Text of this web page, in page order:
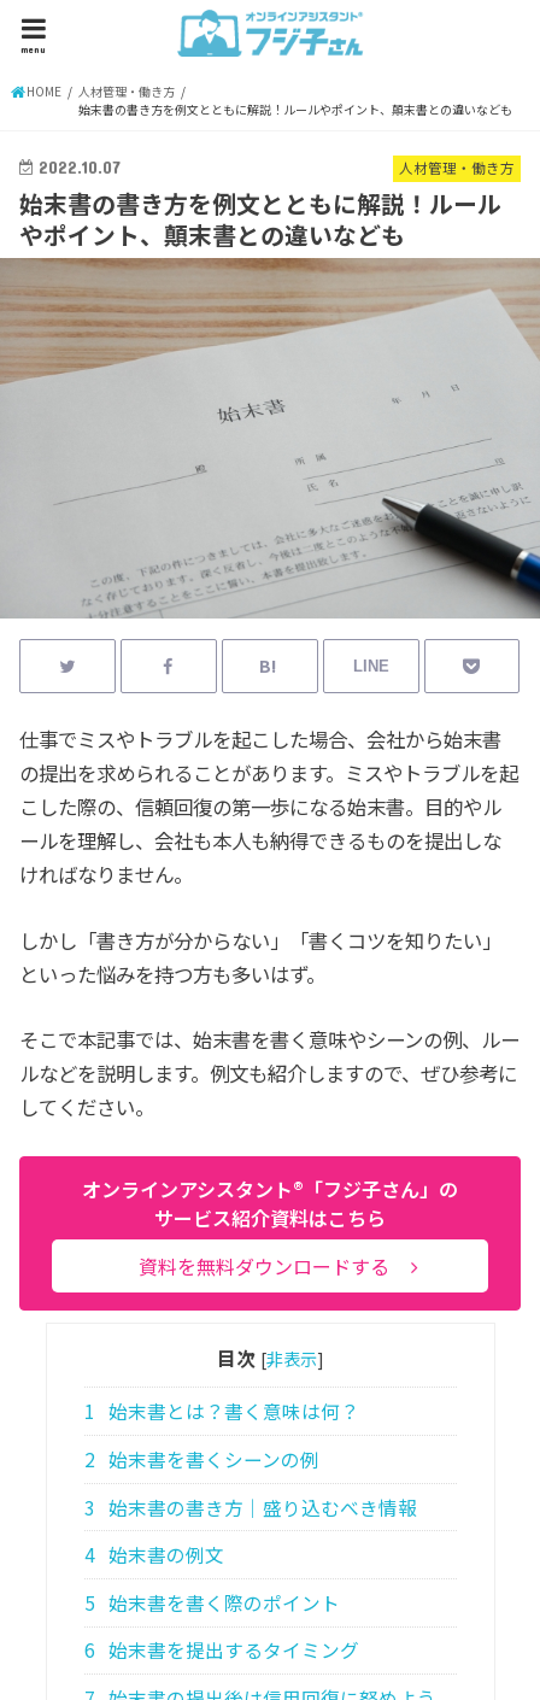
menu
HOME
人材管理・働き方
始末書の書き方を例文とともに解説！ルールやポイント、顛末書との違いなども
人材管理・働き方
2022.10.07
始末書の書き方を例文とともに解説！ルール
やポイント、顛末書との違いなども
LINE
仕事でミスやトラブルを起こした場合、会社から始末書
の提出を求められることがあります。ミスやトラブルを起
こした際の、信頼回復の第一歩になる始末書。目的やル
ールを理解し、会社も本人も納得できるものを提出しな
ければなりません。
しかし「書き方が分からない」「書くコツを知りたい」
といった悩みを持つ方も多いはず。
そこで本記事では、始末書を書く意味やシーンの例、ルー
ルなどを説明します。例文も紹介しますので、ぜひ参考に
してください。
オンラインアシスタント®「フジ子さん」の
サービス紹介資料はこちら
資料を無料ダウンロードする
目次 [非表示]
1 始末書とは？書く意味は何？
2 始末書を書くシーンの例
3 始末書の書き方│盛り込むべき情報
4 始末書の例文
5 始末書を書く際のポイント
6 始末書を提出するタイミング